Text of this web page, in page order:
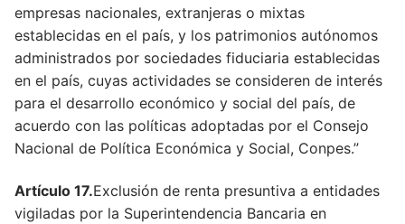
Artículo 115
Artículo 116
Artículo 117
Artículo 117
Artículo 118
empresas nacionales, extranjeras o mixtas
establecidas en el país, y los patrimonios autónomos
administrados por sociedades fiduciaria establecidas
en el país, cuyas actividades se consideren de interés
para el desarrollo económico y social del país, de
acuerdo con las políticas adoptadas por el Consejo
Nacional de Política Económica y Social, Conpes.”
Artículo 17.Exclusión de renta presuntiva a entidades
vigiladas por la Superintendencia Bancaria en